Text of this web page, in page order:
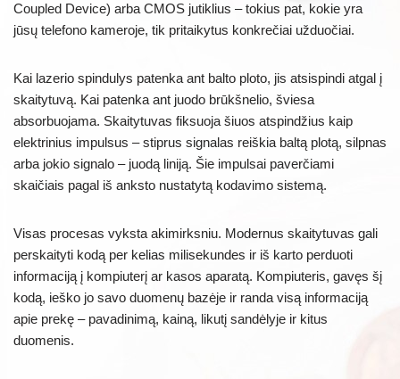
Coupled Device) arba CMOS jutiklius – tokius pat, kokie yra
jūsų telefono kameroje, tik pritaikytus konkrečiai užduočiai.
Kai lazerio spindulys patenka ant balto ploto, jis atsispindi atgal į
skaitytuvą. Kai patenka ant juodo brūkšnelio, šviesa
absorbuojama. Skaitytuvas fiksuoja šiuos atspindžius kaip
elektrinius impulsus – stiprus signalas reiškia baltą plotą, silpnas
arba jokio signalo – juodą liniją. Šie impulsai paverčiami
skaičiais pagal iš anksto nustatytą kodavimo sistemą.
Visas procesas vyksta akimirksniu. Modernus skaitytuvas gali
perskaityti kodą per kelias milisekundes ir iš karto perduoti
informaciją į kompiuterį ar kasos aparatą. Kompiuteris, gavęs šį
kodą, ieško jo savo duomenų bazėje ir randa visą informaciją
apie prekę – pavadinimą, kainą, likutį sandėlyje ir kitus
duomenis.